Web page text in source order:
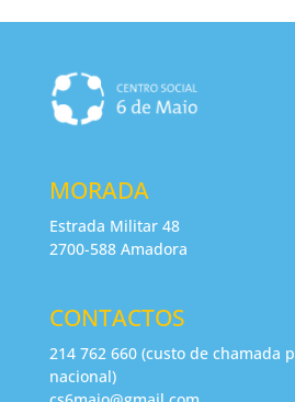
MORADA
Estrada Militar 48
2700-588 Amadora
CONTACTOS
214 762 660 (custo de chamada
nacional)